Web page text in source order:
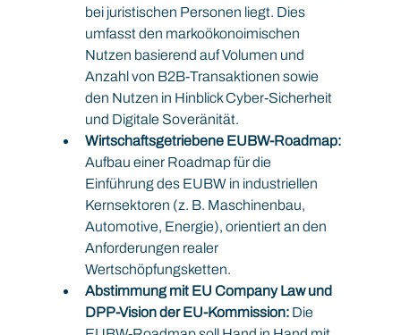
bei juristischen Personen liegt. Dies
umfasst den markoökonoimischen
Nutzen basierend auf Volumen und
Anzahl von B2B-Transaktionen sowie
den Nutzen in Hinblick Cyber-Sicherheit
und Digitale Soveränität.
Wirtschaftsgetriebene EUBW-Roadmap:
Aufbau einer Roadmap für die
Einführung des EUBW in industriellen
Kernsektoren (z. B. Maschinenbau,
Automotive, Energie), orientiert an den
Anforderungen realer
Wertschöpfungsketten.
Abstimmung mit EU Company Law und
DPP-Vision der EU-Kommission: Die